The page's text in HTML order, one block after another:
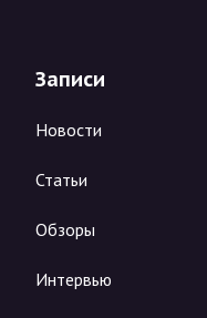
Записи
Новости
Статьи
Обзоры
Интервью